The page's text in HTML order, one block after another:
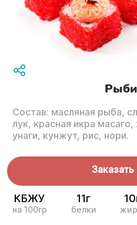
Состав: масляная рыба,
лук, красная икра
унаги, кунжут, рис, нори.
Заказать
КБЖУ
на 100гр
11г
белки